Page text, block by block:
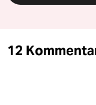
12